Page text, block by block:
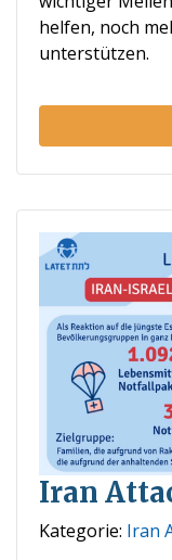
helfen, noch
unterstützen.
Iran
Kategorie: Iran